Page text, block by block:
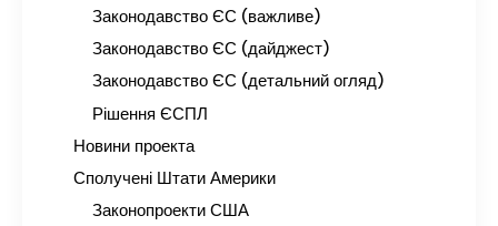
Законодавство ЄС (важливе)
Законодавство ЄС (дайджест)
Законодавство ЄС (детальний огляд)
Рішення ЄСПЛ
Новини проекта
Сполучені Штати Америки
Законопроекти США